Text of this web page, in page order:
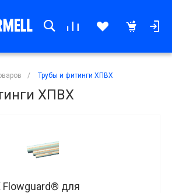
/ Трубы и фитинги ХПВХ
ХПВХ
для